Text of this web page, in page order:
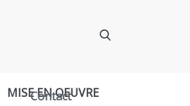
Contact
MISE EN OEUVRE